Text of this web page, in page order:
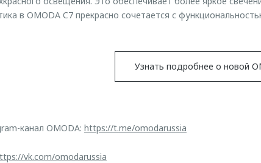
в OMODA C7 прекрасно сочетается с
Узнать подробнее о новой
канал OMODA: https://t.me/omodarussia
vk.com/omodarussia